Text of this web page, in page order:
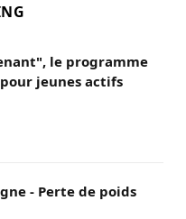
le programme
jeunes actifs
- Perte de poids